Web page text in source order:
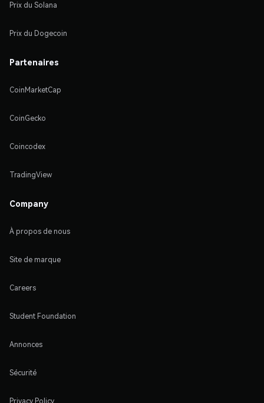
Prix du Solana
Prix du Dogecoin
Partenaires
CoinMarketCap
CoinGecko
Coincodex
TradingView
Company
À propos de nous
Site de marque
Careers
Student Foundation
Annonces
Sécurité
Privacy Policy